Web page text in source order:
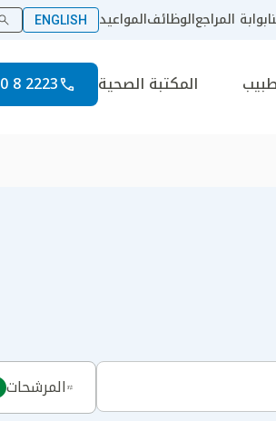
بوابة المراجعالوظائفالمواعيد ENGLISH
المكتبة الصحية 2223 8 800
المرشحات